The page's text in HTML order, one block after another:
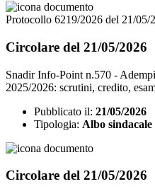
Protocollo 6219/2026 del 21/05/
Circolare del 21/05/2026
Snadir Info-Point n.570 -
2025/2026: scrutini, credito,
Pubblicato il: 21/05/2026
Tipologia: Albo sindacale
Circolare del 21/05/2026